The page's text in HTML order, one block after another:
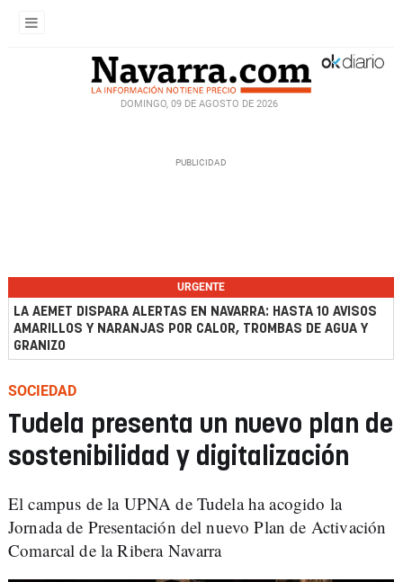
DOMINGO, 09 DE AGOSTO DE 2026
URGENTE
LA AEMET DISPARA ALERTAS EN NAVARRA: HASTA 10 AVISOS
AMARILLOS Y NARANJAS POR CALOR, TROMBAS DE AGUA Y
GRANIZO
SOCIEDAD
Tudela presenta un nuevo plan de
sostenibilidad y digitalización
El campus de la UPNA de Tudela ha acogido la
Jornada de Presentación del nuevo Plan de Activación
Comarcal de la Ribera Navarra